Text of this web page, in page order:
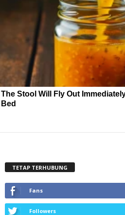
The Stool Will Fly Out
Bed
TETAP TERHUBUNG
Fans
Followers